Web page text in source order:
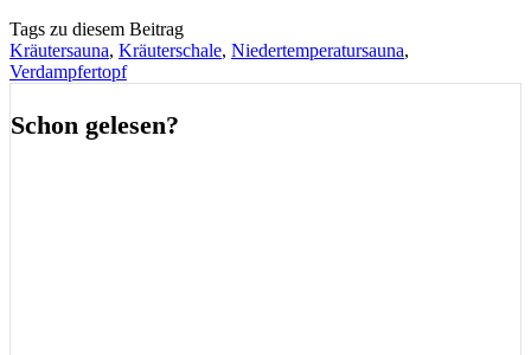
Tags zu diesem Beitrag
Kräutersauna, Kräuterschale, Niedertemperatursauna,
Verdampfertopf
Schon gelesen?